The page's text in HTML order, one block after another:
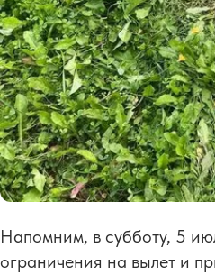
Напомним, в субботу, 5
ограничения на вылет и